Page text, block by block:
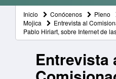
Inicio Conócenos Pleno
Mojica
Entrevista al
Pablo Hiriart, sobre Internet de
Entrevista